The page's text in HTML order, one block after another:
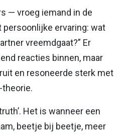
— vroeg iemand in de
persoonlijke ervaring: wat
vreemdgaat?” Er
reacties binnen, maar
en resoneerde sterk met
theorie.
Het is wanneer een
beetje bij beetje, meer